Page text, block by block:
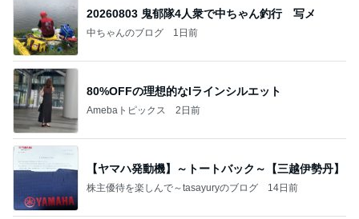
20260803 鬼郁隊4人衆で中ちゃん釣行 写メ
中ちゃんのブログ 1日前
80%OFFの理想的なIラインシルエット
Amebaトピックス 2日前
【ヤマハ発動機】～トートバック～【三越伊勢丹】
株主優待を楽しんで～tasayuryのブログ 14日前